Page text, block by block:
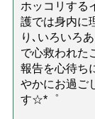
ホッコリす
護では身内に
り､いろいろ
で心救われた
報告を心待ち
やかにお過ご
す☆*゜